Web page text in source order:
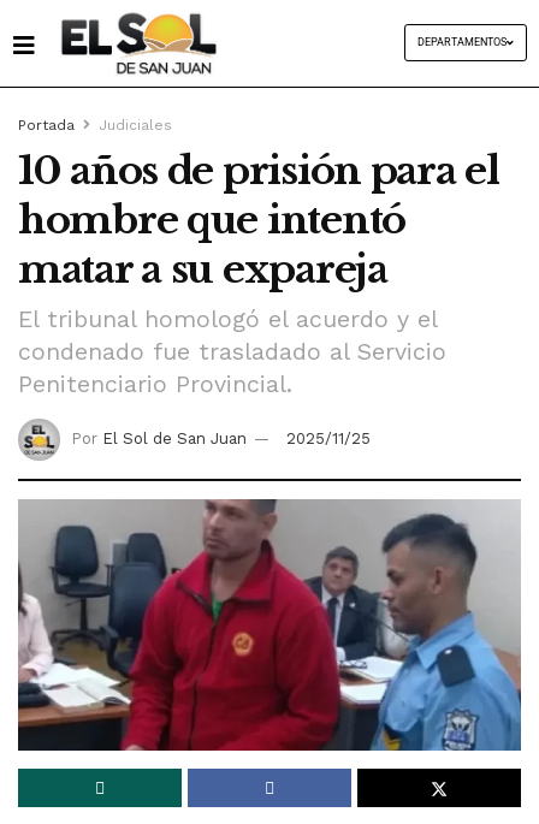
DEPARTAMENTOS
Portada Judiciales
10 años de prisión para el
hombre que intentó
matar a su expareja
El tribunal homologó el acuerdo y el
condenado fue trasladado al Servicio
Penitenciario Provincial.
Por El Sol de San Juan 2025/11/25